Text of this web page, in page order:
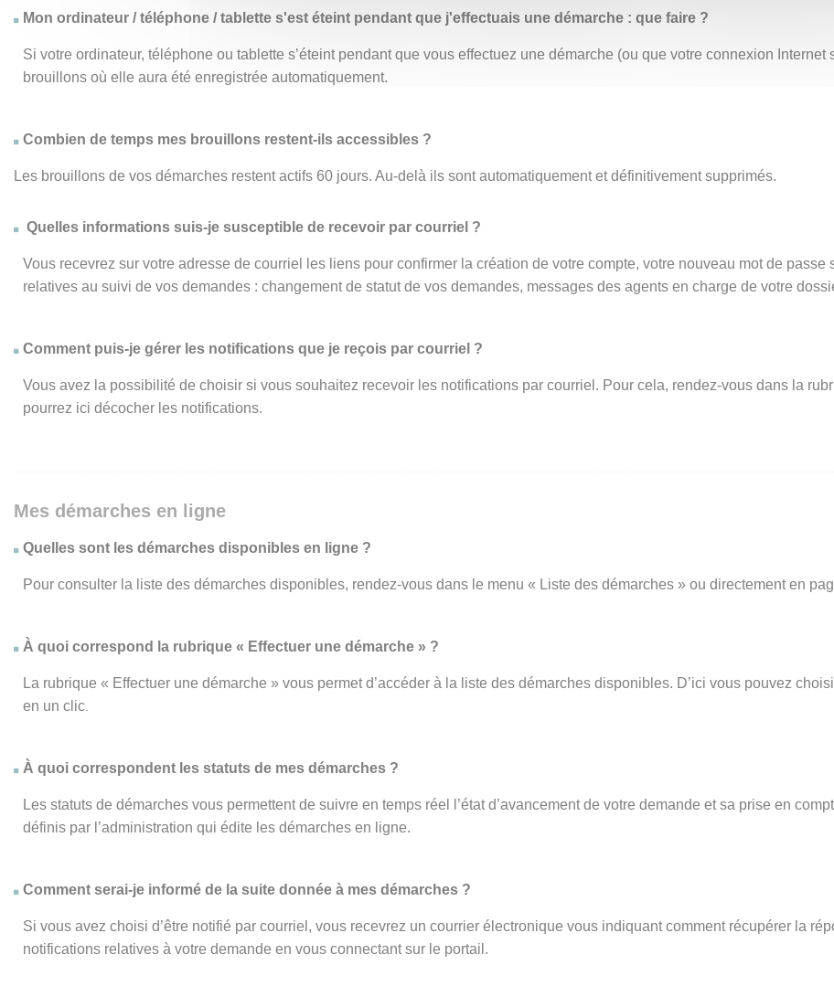
Mon ordinateur / téléphone / tablette s'est éteint pendant que j'effectuais une démarche : que faire ?
Si votre ordinateur, téléphone ou tablette s’éteint pendant que vous effectuez une démarche (ou que votre connexion
brouillons où elle aura été enregistrée automatiquement.
Combien de temps mes brouillons restent-ils accessibles ?
Les brouillons de vos démarches restent actifs 60 jours. Au-delà ils sont automatiquement et définitivement supprimés.
Quelles informations suis-je susceptible de recevoir par courriel ?
Vous recevrez sur votre adresse de courriel les liens pour confirmer la création de votre compte, votre nouveau mot de
relatives au suivi de vos demandes : changement de statut de vos demandes, messages des agents en charge de votre
Comment puis-je gérer les notifications que je reçois par courriel ?
Vous avez la possibilité de choisir si vous souhaitez recevoir les notifications par courriel. Pour cela, rendez-vous dans la
pourrez ici décocher les notifications.
Mes démarches en ligne
Quelles sont les démarches disponibles en ligne ?
Pour consulter la liste des démarches disponibles, rendez-vous dans le menu « Liste des démarches » ou directement en
À quoi correspond la rubrique « Effectuer une démarche » ?
La rubrique « Effectuer une démarche » vous permet d’accéder à la liste des démarches disponibles. D’ici vous pouvez
en un clic
À quoi correspondent les statuts de mes démarches ?
Les statuts de démarches vous permettent de suivre en temps réel l’état d’avancement de votre demande et sa prise en
définis par l’administration qui édite les démarches en ligne.
Comment serai-je informé de la suite donnée à mes démarches ?
Si vous avez choisi d’être notifié par courriel, vous recevrez un courrier électronique vous indiquant comment récupérer la
notifications relatives à votre demande en vous connectant sur le portail.